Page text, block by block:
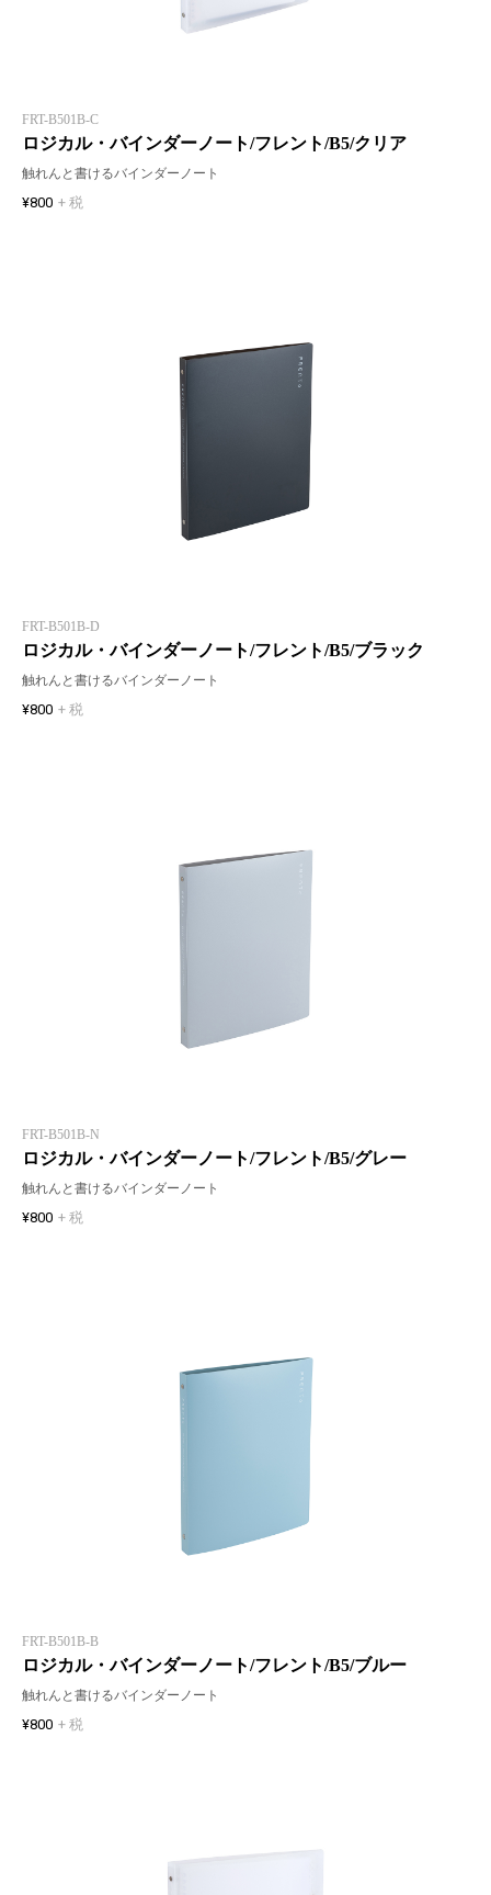
FRT-B501B-C
ロジカル・バインダーノート/フレント/B5/クリア
触れんと書けるバインダーノート
¥800 + 税
FRT-B501B-D
ロジカル・バインダーノート/フレント/B5/ブラック
触れんと書けるバインダーノート
¥800 + 税
FRT-B501B-N
ロジカル・バインダーノート/フレント/B5/グレー
触れんと書けるバインダーノート
¥800 + 税
FRT-B501B-B
ロジカル・バインダーノート/フレント/B5/ブルー
触れんと書けるバインダーノート
¥800 + 税